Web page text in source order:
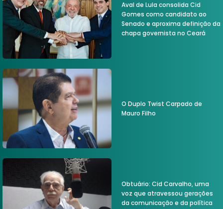
Aval de Lula consolida Cid
Gomes como candidato ao
Senado e aproxima definição da
chapa governista no Ceará
O Duplo Twist Carpado de
Mauro Filho
Obtuário: Cid Carvalho, uma
voz que atravessou gerações
da comunicação e da política